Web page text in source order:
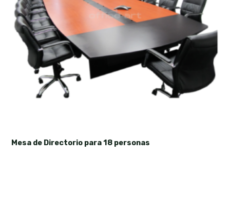
Mesa de Directorio para 18 personas